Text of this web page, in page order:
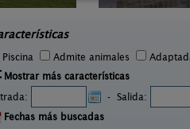
Piscina Admite animales
Mostrar más características
- Salida:
Fechas más buscadas